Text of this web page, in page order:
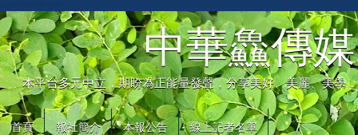
中華鱻傳媒
本平台多元中立，期盼為正能量發聲，分享美好、美麗、美學
首頁 報社簡介 本報公告 線上記者名單